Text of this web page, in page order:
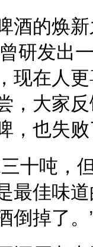
酒的焕
研发出
现在人
，大家
，也失
十吨，
最佳味
倒掉了。